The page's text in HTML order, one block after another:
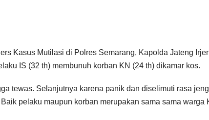
Kasus Mutilasi di Polres Semarang, Kapolda Jateng
IS (32 th) membunuh korban KN (24 th) dikamar kos.
tewas. Selanjutnya karena panik dan diselimuti rasa
pelaku maupun korban merupakan sama sama warga